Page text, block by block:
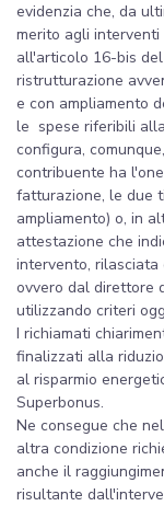
evidenzia che, da
merito agli
all'articolo 16-bis
ristrutturazione
e con ampliamento
le spese riferibili
configura,
contribuente ha
fatturazione, le due
ampliamento) o, in
attestazione che
intervento,
ovvero dal direttore
utilizzando criteri
I richiamati
finalizzati alla
al risparmio
Superbonus.
Ne consegue che
altra condizione
anche il
risultante